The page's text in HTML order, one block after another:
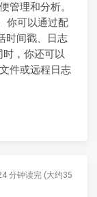
管理和分析。
你可以通过配
时间戳、日志
，你还可以
件或远程日志
分钟读完 (大约3548个